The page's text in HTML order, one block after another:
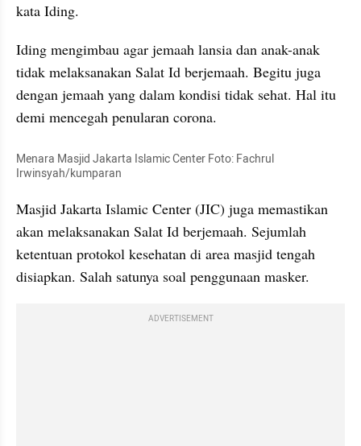
kata Iding.
Iding mengimbau agar jemaah lansia dan anak-anak
tidak melaksanakan Salat Id berjemaah. Begitu juga
dengan jemaah yang dalam kondisi tidak sehat. Hal itu
demi mencegah penularan corona.
Menara Masjid Jakarta Islamic Center Foto: Fachrul
Irwinsyah/kumparan
Masjid Jakarta Islamic Center (JIC) juga memastikan
akan melaksanakan Salat Id berjemaah. Sejumlah
ketentuan protokol kesehatan di area masjid tengah
disiapkan. Salah satunya soal penggunaan masker.
ADVERTISEMENT